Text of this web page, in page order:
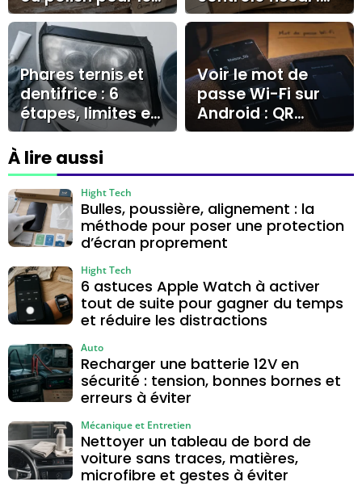
nettoyer sans le
rayer ?
les montants,
libellés et preuves
qui comptent
Phares ternis et
dentifrice : 6
étapes, limites et
bons gestes
Voir le mot de
passe Wi-Fi sur
Android : QR
code, Android 10
À lire aussi
Bulles, poussière, alignement : la
méthode pour poser une protection
d’écran proprement
Hight Tech
6 astuces Apple Watch à activer
tout de suite pour gagner du temps
et réduire les distractions
Hight Tech
Recharger une batterie 12V en
sécurité : tension, bonnes bornes et
erreurs à éviter
Auto
Nettoyer un tableau de bord de
voiture sans traces, matières,
microfibre et gestes à éviter
Mécanique et Entretien